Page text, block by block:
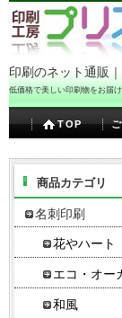
印刷のネット通販
低価格で美しい印刷物をお届
TOP
商品カテゴリ
名刺印刷
花やハート
エコ・オー
和風